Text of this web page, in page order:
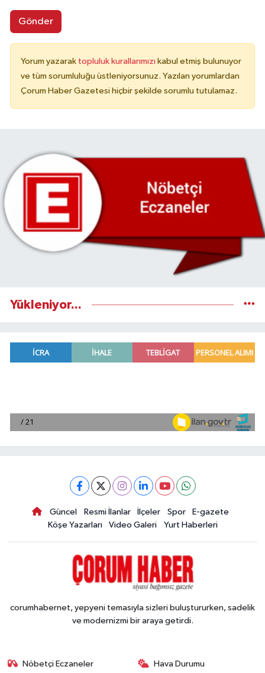
Gönder
Yorum yazarak topluluk kurallarımızı kabul etmiş bulunuyor
ve tüm sorumluluğu üstleniyorsunuz. Yazılan yorumlardan
Çorum Haber Gazetesi hiçbir şekilde sorumlu tutulamaz.
Yükleniyor...
Güncel Resmi İlanlar İlçeler Spor
E-gazete
Köşe Yazarları
Video Galeri Yurt Haberleri
corumhabernet, yepyeni temasıyla sizleri buluştururken, sadelik
ve modernizmi bir araya getirdi.
Nöbetçi Eczaneler Hava Durumu